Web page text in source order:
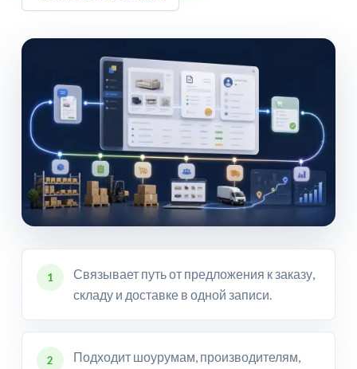
1
Связывает путь от предложения к заказу,
складу и доставке в одной записи.
2
Подходит шоурумам, производителям,